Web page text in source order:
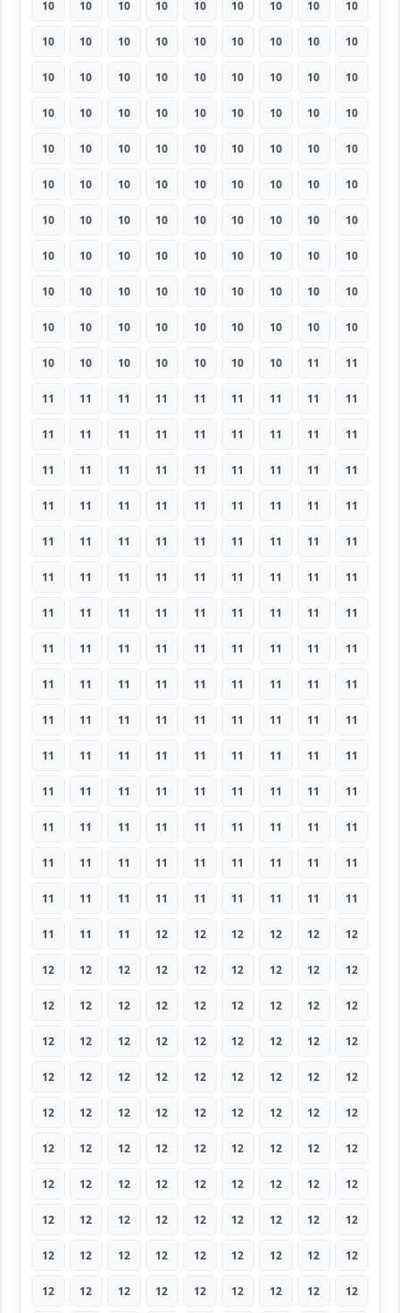
10 10 10 10 10 10 10 10 10
10 10 10 10 10 10 10 10 10
10 10 10 10 10 10 10 10 10
10 10 10 10 10 10 10 10 10
10 10 10 10 10 10 10 10 10
10 10 10 10 10 10 10 10 10
10 10 10 10 10 10 10 10 10
10 10 10 10 10 10 10 10 10
10 10 10 10 10 10 10 10 10
10 10 10 10 10 10 10 10 10
10 10 10 10 10 10 10 11 11
11 11 11 11 11 11 11 11 11
11 11 11 11 11 11 11 11 11
11 11 11 11 11 11 11 11 11
11 11 11 11 11 11 11 11 11
11 11 11 11 11 11 11 11 11
11 11 11 11 11 11 11 11 11
11 11 11 11 11 11 11 11 11
11 11 11 11 11 11 11 11 11
11 11 11 11 11 11 11 11 11
11 11 11 11 11 11 11 11 11
11 11 11 11 11 11 11 11 11
11 11 11 11 11 11 11 11 11
11 11 11 11 11 11 11 11 11
11 11 11 11 11 11 11 11 11
11 11 11 11 11 11 11 11 11
11 11 11 12 12 12 12 12 12
12 12 12 12 12 12 12 12 12
12 12 12 12 12 12 12 12 12
12 12 12 12 12 12 12 12 12
12 12 12 12 12 12 12 12 12
12 12 12 12 12 12 12 12 12
12 12 12 12 12 12 12 12 12
12 12 12 12 12 12 12 12 12
12 12 12 12 12 12 12 12 12
12 12 12 12 12 12 12 12 12
12 12 12 12 12 12 12 12 12